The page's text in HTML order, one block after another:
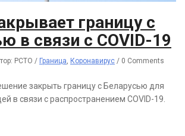
границу с
в связи с COVID-19
РСТО / Граница Коронавирус / 0 Comments
закрыть границу с Беларусью для
в связи с распространением COVID-19.